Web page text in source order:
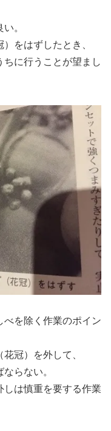
。
をはずしたとき、
に行うことが望まし
を除く作業のポイン
冠）を外して、
らない。
は慎重を要する作業